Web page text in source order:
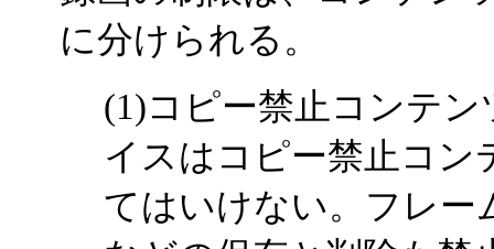
に分けられる。
(1)コピー禁止コンテ
イスはコピー禁止コン
てはいけない。フレー